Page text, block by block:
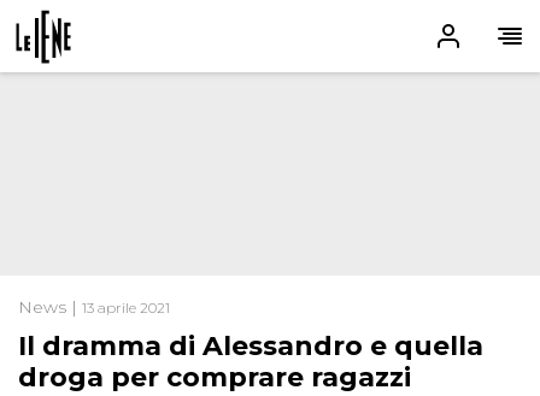
News | 13 aprile 2021
Il dramma di Alessandro e quella
droga per comprare ragazzi